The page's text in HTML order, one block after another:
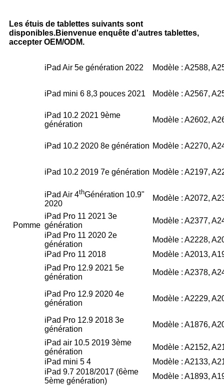
Les étuis de tablettes suivants sont
disponibles.Bienvenue enquête d'autres tablettes,
accepter OEM/ODM.
Pomme
iPad Air 5e génération 2022 Modèle : A2588,
iPad mini 6 8,3 pouces 2021 Modèle : A2567,
iPad 10.2 2021 9ème
génération
Modèle : A2602,
iPad 10.2 2020 8e génération Modèle : A2270,
iPad 10.2 2019 7e génération Modèle : A2197,
iPad Air 4thGénération 10.9"
2020
Modèle : A2072,
iPad Pro 11 2021 3e
génération
Modèle : A2377,
iPad Pro 11 2020 2e
génération
Modèle : A2228,
iPad Pro 11 2018
Modèle : A2013,
iPad Pro 12.9 2021 5e
génération
Modèle : A2378,
iPad Pro 12.9 2020 4e
génération
Modèle : A2229,
iPad Pro 12.9 2018 3e
génération
Modèle : A1876,
iPad air 10.5 2019 3ème
génération
Modèle : A2152,
iPad mini 5 4
Modèle : A2133,
iPad 9.7 2018/2017 (6ème
5ème génération)
Modèle : A1893,